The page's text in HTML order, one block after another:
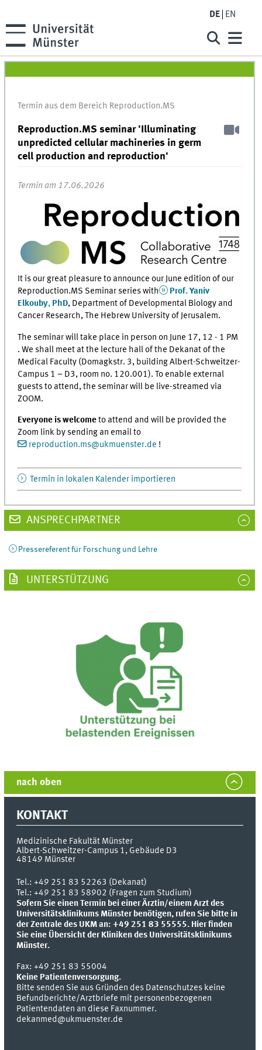
DE EN
Termin aus dem Bereich Reproduction.MS
Reproduction.MS seminar 'Illuminating
unpredicted cellular machineries in germ
cell production and reproduction'
Termin am 17.06.2026
It is our great pleasure to announce our June edition of our
Reproduction.MS Seminar series with
Prof. Yaniv
Elkouby, PhD, Department of Developmental Biology and
Cancer Research,The Hebrew University of Jerusalem.
The seminar will take place in person on June 17, 12 - 1 PM
. We shall meet at the lecture hall of the Dekanat of the
Medical Faculty (Domagkstr. 3, building Albert-Schweitzer-
Campus 1 – D3, room no. 120.001). To enable external
guests to attend, the seminar will be live-streamed via
ZOOM.
Everyone is welcometo attend and will be provided the
Zoom link by sending an email to
reproduction.ms@ukmuenster.de ​​​​​​​ !
Termin in lokalen Kalender importieren
ANSPRECHPARTNER
Pressereferent für Forschung und Lehre
UNTERSTÜTZUNG
nach oben
KONTAKT
Medizinische Fakultät Münster
Albert-Schweitzer-Campus 1, Gebäude D3
48149 Münster
Tel.:+49 251 83 52263 (Dekanat)
Tel.: +49 251 83 58902 (Fragen zum Studium)
Sofern Sie einen Termin bei einer Ärztin/einem Arzt des
Universitätsklinikums Münster benötigen, rufen Sie bitte in
der Zentrale des UKM an: +49 251 83 55555. Hier finden
Sie eine Übersicht der Kliniken des Universitätsklinikums
Münster.
Fax:+49 251 83 55004
Keine Patientenversorgung.
Bitte senden Sie aus Gründen des Datenschutzes keine
Befundberichte/Arztbriefe mit personenbezogenen
Patientendaten an diese Faxnummer.
dekanmed@ukmuenster.de